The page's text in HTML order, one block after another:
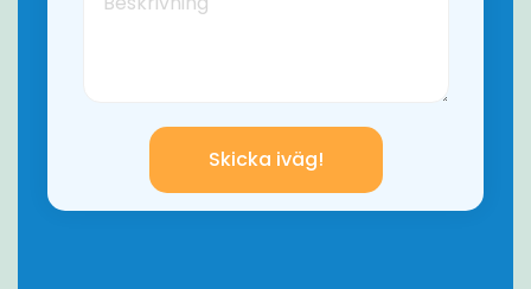
Skicka iväg!